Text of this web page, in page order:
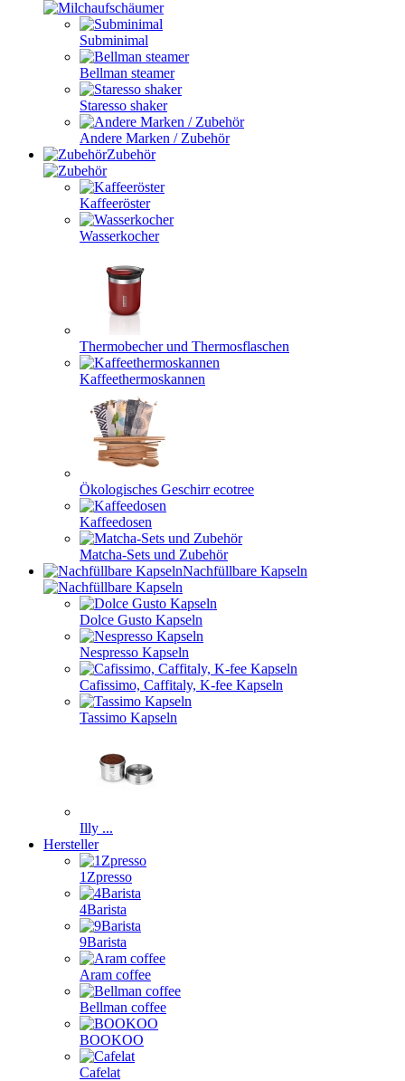
Subminimal
Bellman steamer
Staresso shaker
Andere Marken / Zubehör
Zubehör
Kaffeeröster
Wasserkocher
Thermobecher und Thermosflaschen
Kaffeethermoskannen
Ökologisches Geschirr ecotree
Kaffeedosen
Matcha-Sets und Zubehör
Nachfüllbare Kapseln
Dolce Gusto Kapseln
Nespresso Kapseln
Cafissimo, Caffitaly, K-fee Kapseln
Tassimo Kapseln
Illy ...
Hersteller
1Zpresso
4Barista
9Barista
Aram coffee
Bellman coffee
BOOKOO
Cafelat